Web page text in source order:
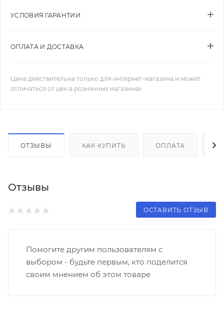
УСЛОВИЯ ГАРАНТИИ
ОПЛАТА И ДОСТАВКА
Цена действительна только для интернет-магазина и может
отличаться от цен в розничных магазинах
ОТЗЫВЫ КАК КУПИТЬ ОПЛАТА
Отзывы
ОСТАВИТЬ ОТЗЫВ
Помогите другим пользователям с
выбором - будьте первым, кто поделится
своим мнением об этом товаре